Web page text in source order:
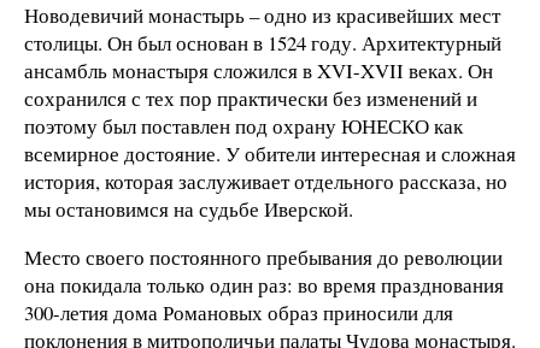
Новодевичий монастырь – одно из красивейших мест
столицы. Он был основан в 1524 году. Архитектурный
ансамбль монастыря сложился в XVI-XVII веках. Он
сохранился с тех пор практически без изменений и
поэтому был поставлен под охрану ЮНЕСКО как
всемирное достояние. У обители интересная и сложная
история, которая заслуживает отдельного рассказа, но
мы остановимся на судьбе Иверской.
Место своего постоянного пребывания до революции
она покидала только один раз: во время празднования
300-летия дома Романовых образ приносили для
поклонения в митрополичьи палаты Чудова монастыря.